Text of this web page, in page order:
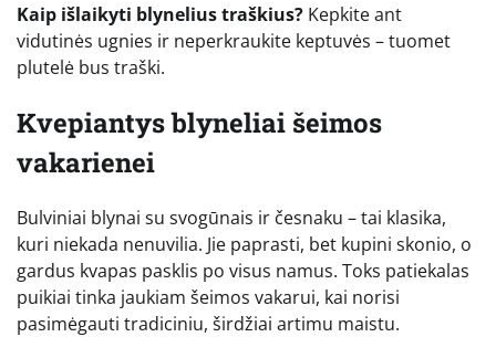
Kaip išlaikyti blynelius traškius? Kepkite ant
vidutinės ugnies ir neperkraukite keptuvės – tuomet
plutelė bus traški.
Kvepiantys blyneliai šeimos
vakarienei
Bulviniai blynai su svogūnais ir česnaku – tai klasika,
kuri niekada nenuvilia. Jie paprasti, bet kupini skonio, o
gardus kvapas pasklis po visus namus. Toks patiekalas
puikiai tinka jaukiam šeimos vakarui, kai norisi
pasimėgauti tradiciniu, širdžiai artimu maistu.